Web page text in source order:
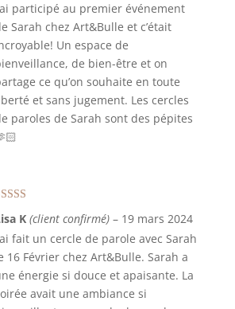
participé au premier événement
Sarah chez Art&Bulle et c’était
Un espace de
de bien-être et on
ce qu’on souhaite en toute
et sans jugement. Les cercles
paroles de Sarah sont des pépites
K (client confirmé) – 19 mars 2024
fait un cercle de parole avec Sarah
16 Février chez Art&Bulle. Sarah a
énergie si douce et apaisante. La
avait une ambiance si